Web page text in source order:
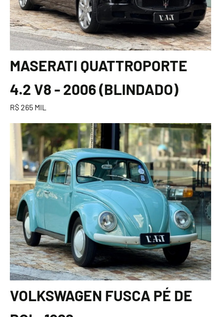
MASERATI QUATTROPORTE
4.2 V8 - 2006 (BLINDADO)
R$ 265 MIL
VOLKSWAGEN FUSCA PÉ DE